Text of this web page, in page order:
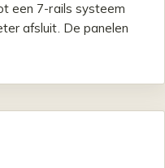
een 7-rails systeem
afsluit. De panelen